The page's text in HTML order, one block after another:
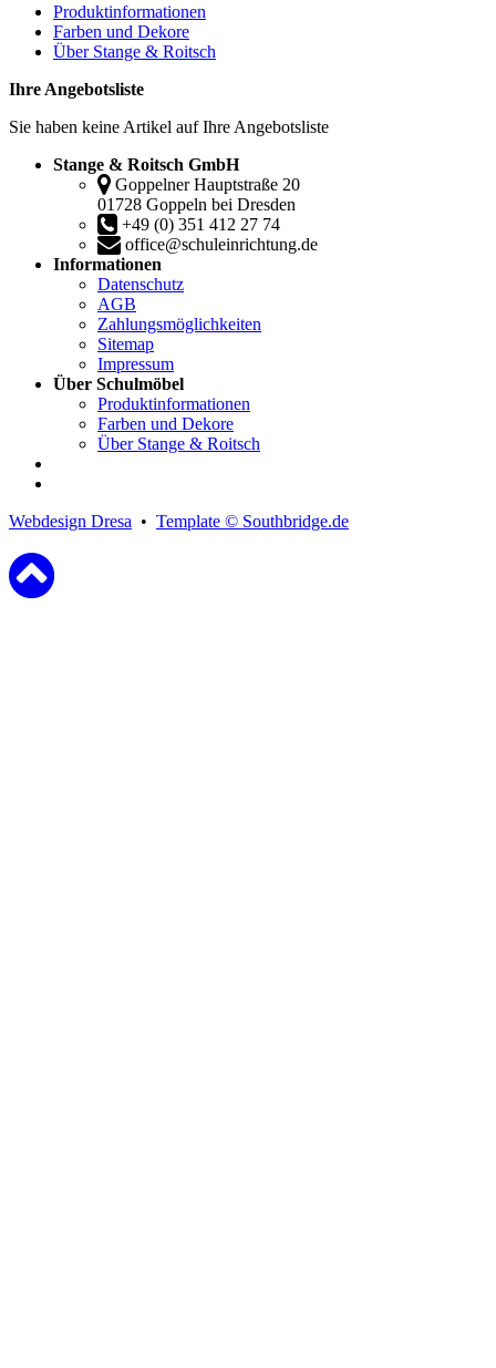
Produktinformationen
Farben und Dekore
Über Stange & Roitsch
Ihre Angebotsliste
Sie haben keine Artikel auf Ihre Angebotsliste
Stange & Roitsch GmbH
Goppelner Hauptstraße 20
01728 Goppeln bei Dresden
+49 (0) 351 412 27 74
office@schuleinrichtung.de
Informationen
Datenschutz
AGB
Zahlungsmöglichkeiten
Sitemap
Impressum
Über Schulmöbel
Produktinformationen
Farben und Dekore
Über Stange & Roitsch
Webdesign Dresa • Template © Southbridge.de